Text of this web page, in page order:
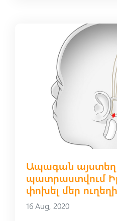
Ապագան այստեղ
պատրաստվում
փոխել մեր
16 Aug, 2020